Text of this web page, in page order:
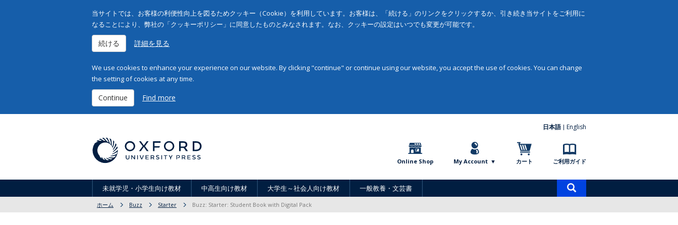
当サイトでは、お客様の利便性向上を図るためクッキー（Cookie）を利用しています。お客様は、「続ける」のリンクをクリックするか、引き続き当サイトをご利用に
なることにより、弊社の「クッキーポリシー」に同意したものとみなされます。なお、クッキーの設定はいつでも変更が可能です。
続ける 詳細を見る
We use cookies to enhance your experience on our website. By clicking "continue" or continue using our website, you accept the use of cookies. You can change
the setting of cookies at any time.
Continue Find more
日本語 English
Online Shop My Account カート ご利用ガイド
未就学児・小学生向け教材 中高生向け教材 大学生～社会人向け教材 一般教養・文芸書
ホーム Buzz Starter Buzz: Starter: Student Book with Digital Pack